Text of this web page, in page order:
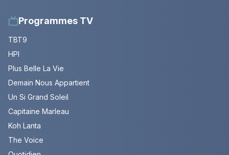
Programmes TV
TBT9
HPI
Plus Belle La Vie
Demain Nous Appartient
Un Si Grand Soleil
Capitaine Marleau
Koh Lanta
The Voice